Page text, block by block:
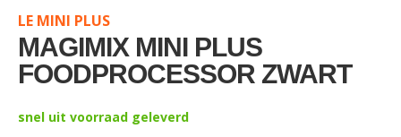
beginning
of
the
images
LE MINI PLUS
MAGIMIX MINI PLUS
FOODPROCESSOR ZWART
snel uit voorraad geleverd